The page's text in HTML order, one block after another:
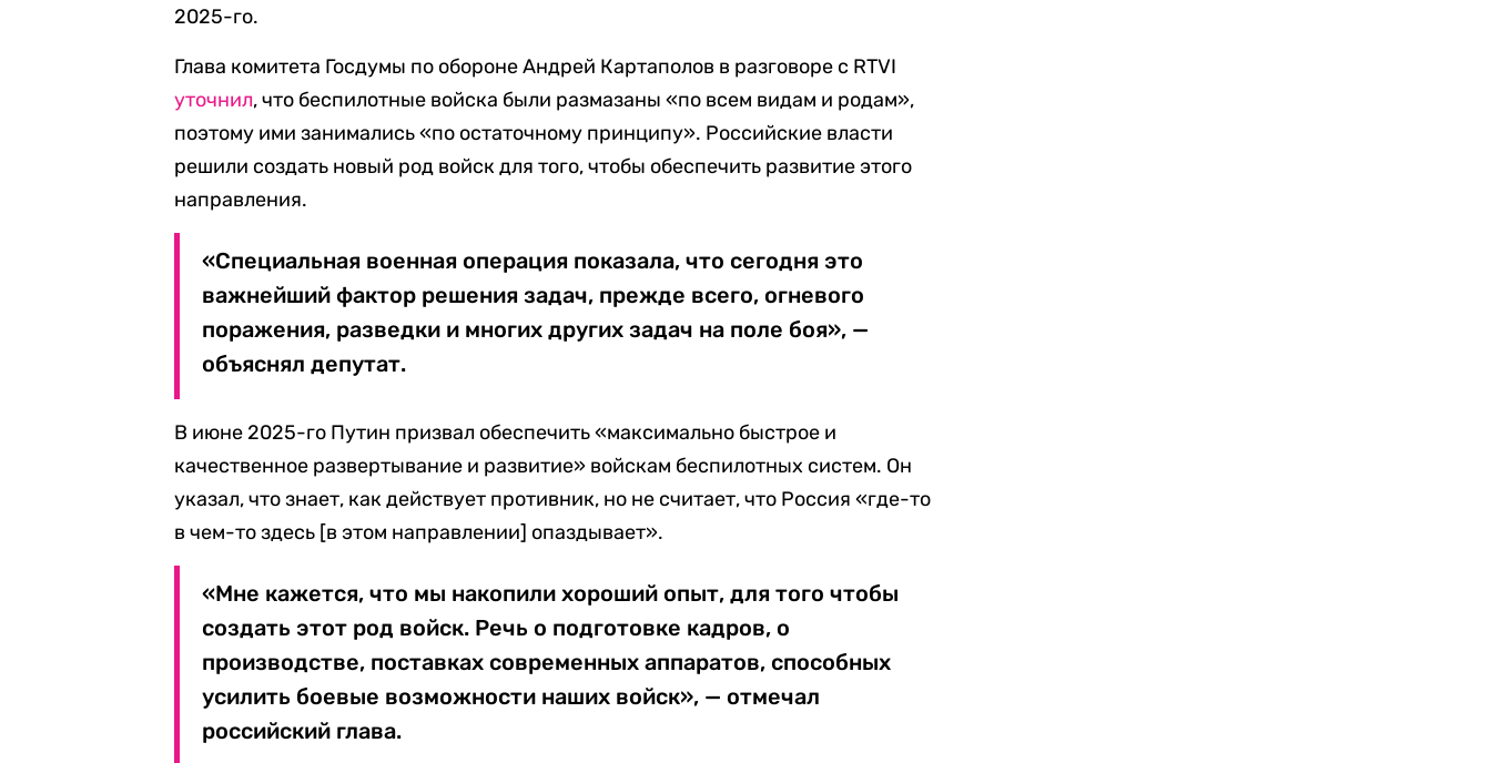
2025-го.
Глава комитета Госдумы по обороне Андрей Картаполов в разговоре с RTVI
уточнил, что беспилотные войска были размазаны «по всем видам и родам»,
поэтому ими занимались «по остаточному принципу». Российские власти
решили создать новый род войск для того, чтобы обеспечить развитие этого
направления.
«Специальная военная операция показала, что сегодня это
важнейший фактор решения задач, прежде всего, огневого
поражения, разведки и многих других задач на поле боя», —
объяснял депутат.
В июне 2025-го Путин призвал обеспечить «максимально быстрое и
качественное развертывание и развитие» войскам беспилотных систем. Он
указал, что знает, как действует противник, но не считает, что Россия «где-то
в чем-то здесь [в этом направлении] опаздывает».
«Мне кажется, что мы накопили хороший опыт, для того чтобы
создать этот род войск. Речь о подготовке кадров, о
производстве, поставках современных аппаратов, способных
усилить боевые возможности наших войск», — отмечал
российский глава.